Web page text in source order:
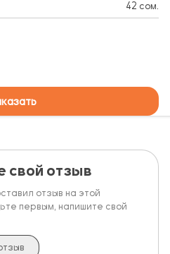
42 сом.
свой отзыв
отзыв на этой
первым, напишите свой